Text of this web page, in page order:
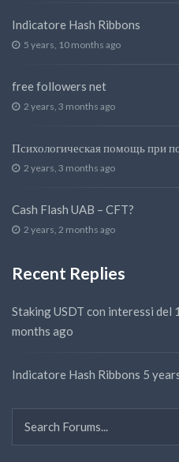
Indicatore Hash Ribbons
5 years, 10 months ago
free followers net
2 years, 3 months ago
Психологическая помощь при
2 years, 3 months ago
Cash Flash UAB – CFT?
2 years, 2 months ago
Recent Replies
Staking USDT con interessi del
months ago
Indicatore Hash Ribbons 5